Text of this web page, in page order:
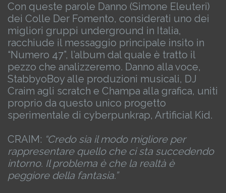
Con queste parole Danno (Simone Eleuteri)
dei Colle Der Fomento, considerati uno dei
migliori gruppi underground in Italia,
racchiude il messaggio principale insito in
“Numero 47”, l’album dal quale è tratto il
pezzo che analizzeremo. Danno alla voce,
StabbyoBoy alle produzioni musicali, DJ
Craim agli scratch e Champa alla grafica, uniti
proprio da questo unico progetto
sperimentale di cyberpunkrap, Artificial Kid.
CRAIM: “Credo sia il modo migliore per
rappresentare quello che ci sta succedendo
intorno. Il problema è che la realtà è
peggiore della fantasia.”